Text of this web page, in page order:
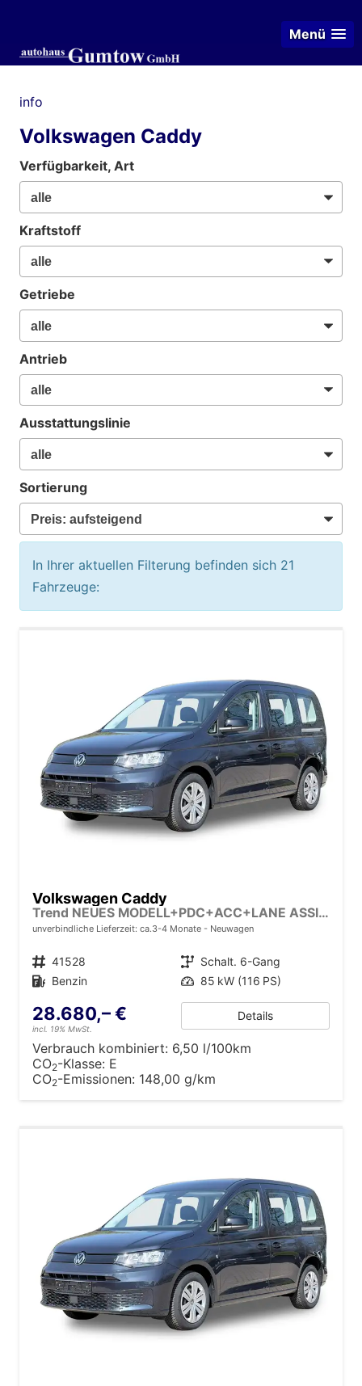
Menü
info
Volkswagen Caddy
Verfügbarkeit, Art
Kraftstoff
Getriebe
Antrieb
Ausstattungslinie
Sortierung
In Ihrer aktuellen Filterung befinden sich 21
Fahrzeuge:
Volkswagen Caddy
Trend NEUES MODELL+PDC+ACC+LANE ASSIST
unverbindliche Lieferzeit: ca.3-4 Monate Neuwagen
Fahrzeugnr. 41528 Getriebe Schalt. 6-Gang
Kraftstoff Benzin Leistung 85 kW (116 PS)
28.680,– €
incl. 19% MwSt.
Details
Verbrauch kombiniert: 6,50 l/100km
CO2-Klasse: E
CO2-Emissionen: 148,00 g/km